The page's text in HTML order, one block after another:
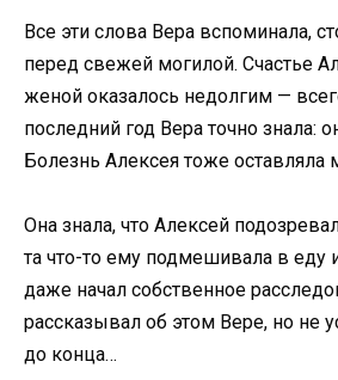
Все эти слова Вера вспоминала,
перед свежей могилой. Счастье
женой оказалось недолгим —
последний год Вера точно знала:
Болезнь Алексея тоже оставляла
Она знала, что Алексей
та что-то ему подмешивала в еду
даже начал собственное
рассказывал об этом Вере, но не
до конца…